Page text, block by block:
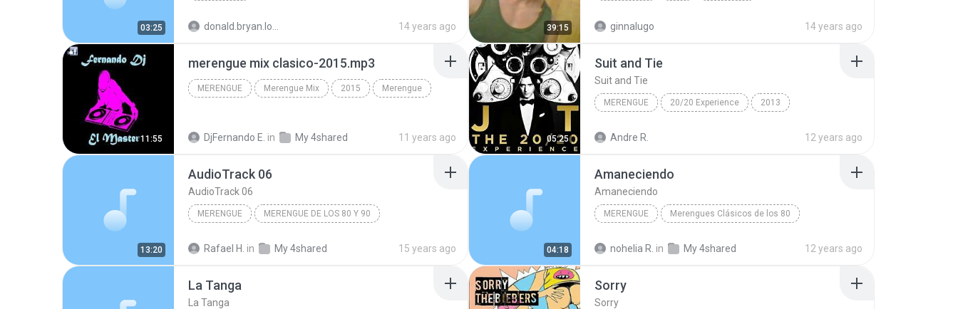
03:25 14 years ago 39:15 ginnalugo 14 years ago
11:55
merengue mix clasico-2015.mp3
MERENGUE Merengue Mix 2015 Merengue
DjFernando E. in My 4shared 11 years ago 05:25
Suit and Tie
Suit and Tie
MERENGUE 20/20 Experience 2013
Andre R. 12 years ago
13:20
AudioTrack 06
AudioTrack 06
MERENGUE MERENGUE DE LOS 80 Y 90
Rafael H. in My 4shared 15 years ago 04:18
Amaneciendo
Amaneciendo
MERENGUE Merengues Clásicos de los 80
nohelia R. in My 4shared 12 years ago
La Tanga
La Tanga
Sorry
Sorry